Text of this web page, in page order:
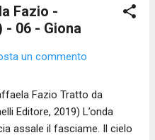
che nessuno ascolta. Ma
capimmo che il nome dura
NOTA
quasi sempre quelle
"punizioni" divine si
Anche la molteplicità
Fazio -
- 06 - Giona
un commento
Fazio Tratto da
Editore, 2019) L’onda
assale il fasciame. Il cielo